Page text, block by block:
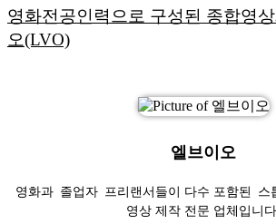
영화전공인력으로 구성된 종합영
오(LVO)
엘브이오
영화과 졸업자 프리랜서들이 다수 포함된 스
영상 제작 전문 업체입니